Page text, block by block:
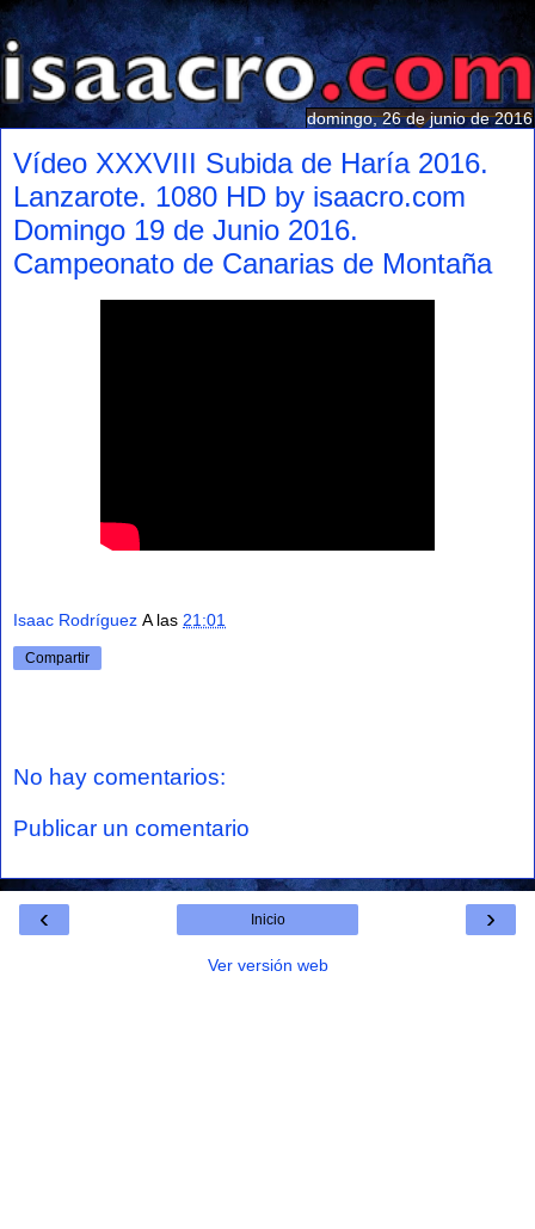
domingo, 26 de junio de 2016
Vídeo XXXVIII Subida de Haría 2016.
Lanzarote. 1080 HD by isaacro.com
Domingo 19 de Junio 2016.
Campeonato de Canarias de Montaña
Isaac Rodríguez A las 21:01
Compartir
No hay comentarios:
Publicar un comentario
‹ ›
Inicio
Ver versión web